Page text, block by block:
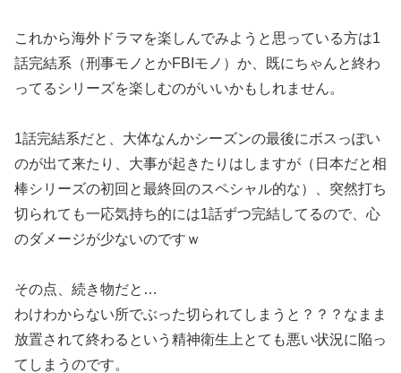
これから海外ドラマを楽しんでみようと思っている方は1
話完結系（刑事モノとかFBIモノ）か、既にちゃんと終わ
ってるシリーズを楽しむのがいいかもしれません。
1話完結系だと、大体なんかシーズンの最後にボスっぽい
のが出て来たり、大事が起きたりはしますが（日本だと相
棒シリーズの初回と最終回のスペシャル的な）、突然打ち
切られても一応気持ち的には1話ずつ完結してるので、心
のダメージが少ないのですｗ
その点、続き物だと…
わけわからない所でぶった切られてしまうと？？？なまま
放置されて終わるという精神衛生上とても悪い状況に陥っ
てしまうのです。